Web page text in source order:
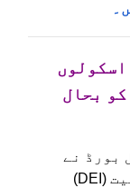
بحال
بورڈ نے
تنقیدی تنوع، ایکویٹی، اور شمولیت (DEI)